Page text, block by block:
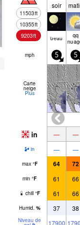
11503ft
10355ft
9203ft
soir
beau qq
mph 5 5
Carte
neige
Plus
in — —
in — —
max °F 64 72
min °F 61 66
chill °F 61 66
Humid. % 37 38
Niveau de 17900